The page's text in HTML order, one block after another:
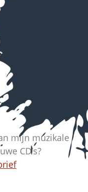
mijn muzikale
CD’s?